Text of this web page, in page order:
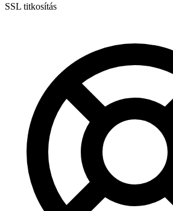
SSL titkosítás